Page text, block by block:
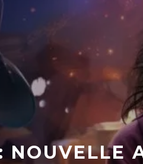
NOUVELLE